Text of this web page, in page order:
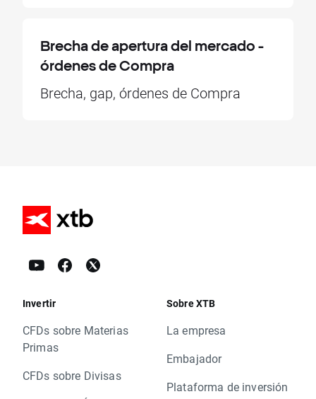
Brecha de apertura del mercado -
órdenes de Compra
Brecha, gap, órdenes de Compra
Invertir
CFDs sobre Materias
Primas
CFDs sobre Divisas
Sobre XTB
La empresa
Embajador
Plataforma de inversión